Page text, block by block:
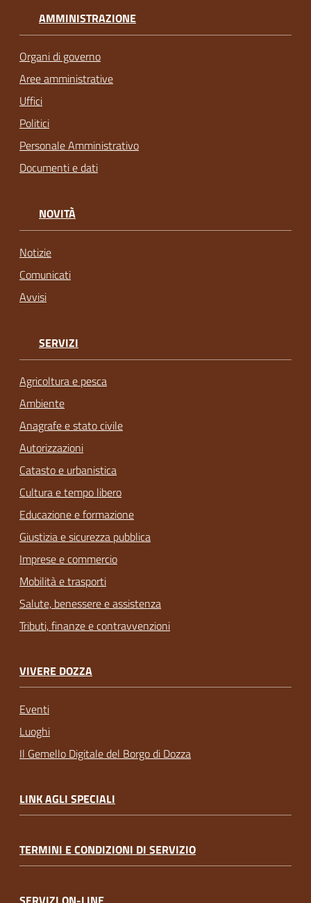
AMMINISTRAZIONE
Organi di governo
Aree amministrative
Uffici
Politici
Personale Amministrativo
Documenti e dati
NOVITÀ
Notizie
Comunicati
Avvisi
SERVIZI
Agricoltura e pesca
Ambiente
Anagrafe e stato civile
Autorizzazioni
Catasto e urbanistica
Cultura e tempo libero
Educazione e formazione
Giustizia e sicurezza pubblica
Imprese e commercio
Mobilità e trasporti
Salute, benessere e assistenza
Tributi, finanze e contravvenzioni
VIVERE DOZZA
Eventi
Luoghi
Il Gemello Digitale del Borgo di Dozza
LINK AGLI SPECIALI
TERMINI E CONDIZIONI DI SERVIZIO